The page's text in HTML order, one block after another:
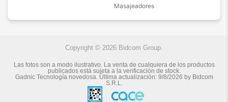
Masajeadores
Copyright © 2026 Bidcom Group.
Las fotos son a modo ilustrativo. La venta de cualquiera de los productos
publicados está sujeta a la verificación de stock.
Gadnic Tecnología novedosa.Última actualización: 9/8/2026 by Bidcom
S.R.L.